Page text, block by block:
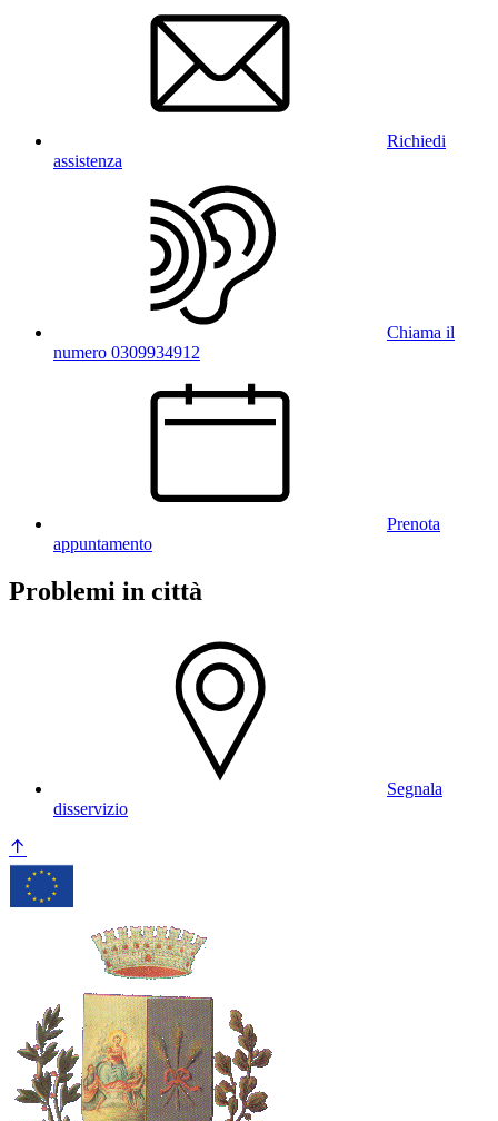
Richiedi
assistenza
Chiama il
numero 0309934912
Prenota
appuntamento
Problemi in città
Segnala
disservizio